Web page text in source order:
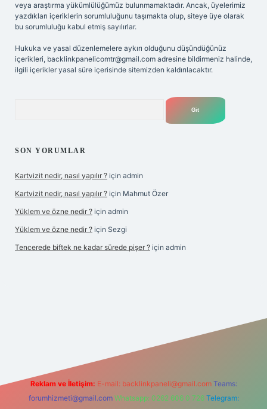
veya araştırma yükümlülüğümüz bulunmamaktadır. Ancak, üyelerimiz
yazdıkları içeriklerin sorumluluğunu taşımakta olup, siteye üye olarak
bu sorumluluğu kabul etmiş sayılırlar.
Hukuka ve yasal düzenlemelere aykırı olduğunu düşündüğünüz
içerikleri, backlinkpanelicomtr@gmail.com adresine bildirmeniz halinde,
ilgili içerikler yasal süre içerisinde sitemizden kaldırılacaktır.
SON YORUMLAR
Kartvizit nedir, nasıl yapılır ? için admin
Kartvizit nedir, nasıl yapılır ? için Mahmut Özer
Yüklem ve özne nedir ? için admin
Yüklem ve özne nedir ? için Sezgi
Tencerede biftek ne kadar sürede pişer ? için admin
Reklam ve İletişim: E-mail: backlinkpaneli@gmail.com Teams:
forumhizmeti@gmail.com Whatsapp: 0262 606 0 726 Telegram: